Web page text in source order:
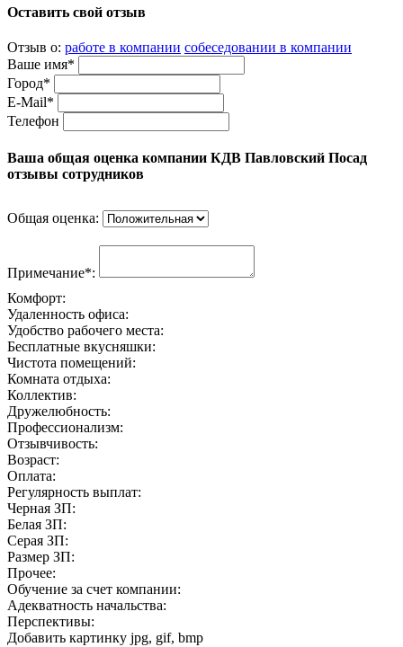
Оставить свой отзыв
Отзыв о: работе в компании собеседовании в компании
Ваше имя*
Город*
E-Mail*
Телефон
Ваша общая оценка компании КДВ Павловский Посад
отзывы сотрудников
Общая оценка:
Примечание*:
Комфорт:
Удаленность офиса:
Удобство рабочего места:
Бесплатные вкусняшки:
Чистота помещений:
Комната отдыха:
Коллектив:
Дружелюбность:
Профессионализм:
Отзывчивость:
Возраст:
Оплата:
Регулярность выплат:
Черная ЗП:
Белая ЗП:
Серая ЗП:
Размер ЗП:
Прочее:
Обучение за счет компании:
Адекватность начальства:
Перспективы:
Добавить картинку jpg, gif, bmp